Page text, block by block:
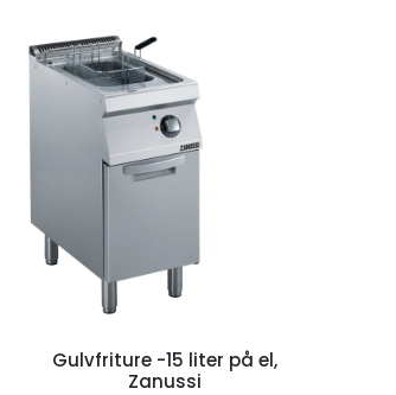
Gulvfriture -15 liter på el,
Zanussi